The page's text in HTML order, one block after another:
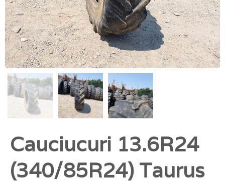
Cauciucuri 13.6R24
(340/85R24) Taurus